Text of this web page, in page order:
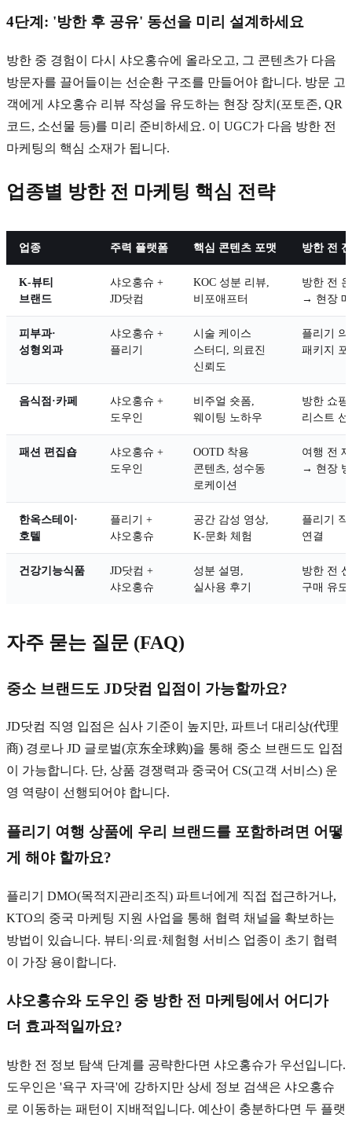
4단계: '방한 후 공유' 동선을 미리 설계하세요
방한 중 경험이 다시 샤오홍슈에 올라오고, 그 콘텐츠가 다음
방문자를 끌어들이는 선순환 구조를 만들어야 합니다. 방문 고
객에게 샤오홍슈 리뷰 작성을 유도하는 현장 장치(포토존, QR
코드, 소선물 등)를 미리 준비하세요. 이 UGC가 다음 방한 전
마케팅의 핵심 소재가 됩니다.
업종별 방한 전 마케팅 핵심 전략
업종 주력 플랫폼 핵심 콘텐츠 포맷 방한 전
K-뷰티
브랜드
샤오홍슈 +
JD닷컴
KOC 성분 리뷰,
비포애프터
방한 전
→ 현장
피부과·
성형외과
샤오홍슈 +
플리기
시술 케이스
스터디, 의료진
신뢰도
플리기 의
패키지 포
음식점·카페
샤오홍슈 +
도우인
비주얼 숏폼,
웨이팅 노하우
방한 쇼핑
리스트 선
패션 편집숍
샤오홍슈 +
도우인
OOTD 착용
콘텐츠, 성수동
로케이션
여행 전
→ 현장
한옥스테이·
호텔
플리기 +
샤오홍슈
공간 감성 영상,
K-문화 체험
플리기 직
연결
건강기능식품
JD닷컴 +
샤오홍슈
성분 설명,
실사용 후기
방한 전
구매 유도
자주 묻는 질문 (FAQ)
중소 브랜드도 JD닷컴 입점이 가능할까요?
JD닷컴 직영 입점은 심사 기준이 높지만, 파트너 대리상(代理
商) 경로나 JD 글로벌(京东全球购)을 통해 중소 브랜드도 입점
이 가능합니다. 단, 상품 경쟁력과 중국어 CS(고객 서비스) 운
영 역량이 선행되어야 합니다.
플리기 여행 상품에 우리 브랜드를 포함하려면 어떻
게 해야 할까요?
플리기 DMO(목적지관리조직) 파트너에게 직접 접근하거나,
KTO의 중국 마케팅 지원 사업을 통해 협력 채널을 확보하는
방법이 있습니다. 뷰티·의료·체험형 서비스 업종이 초기 협력
이 가장 용이합니다.
샤오홍슈와 도우인 중 방한 전 마케팅에서 어디가
더 효과적일까요?
방한 전 정보 탐색 단계를 공략한다면 샤오홍슈가 우선입니다.
도우인은 '욕구 자극'에 강하지만 상세 정보 검색은 샤오홍슈
로 이동하는 패턴이 지배적입니다. 예산이 충분하다면 두 플랫